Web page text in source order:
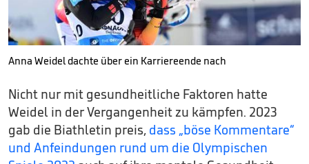
Anna Weidel dachte über ein Karriereende nach
Nicht nur mit gesundheitliche Faktoren hatte
Weidel in der Vergangenheit zu kämpfen. 2023
gab die Biathletin preis, dass „böse Kommentare“
und Anfeindungen rund um die Olympischen